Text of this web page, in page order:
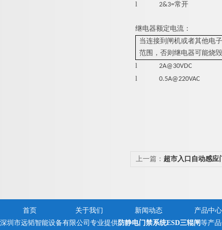
l
2&3=常开
继电器额定电流：
当连接到闸机或者其他电
范围，否则继电器可能烧
l
2A@30VDC
l
0.5A@220VAC
上一篇： 超市入口自动感应
首页 关于我们 新闻动态
产品中心
深圳市远韬智能设备有限公司专业提供防静电门禁系统ESD三辊闸等产